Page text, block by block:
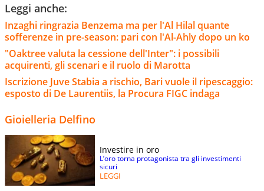
Leggi anche:
Inzaghi ringrazia Benzema ma per l'Al Hilal quante
sofferenze in pre-season: pari con l'Al-Ahly dopo un ko
"Oaktree valuta la cessione dell'Inter": i possibili
acquirenti, gli scenari e il ruolo di Marotta
Iscrizione Juve Stabia a rischio, Bari vuole il ripescaggio:
esposto di De Laurentiis, la Procura FIGC indaga
Gioielleria Delfino
Investire in oro
L’oro torna protagonista tra gli investimenti
sicuri
LEGGI